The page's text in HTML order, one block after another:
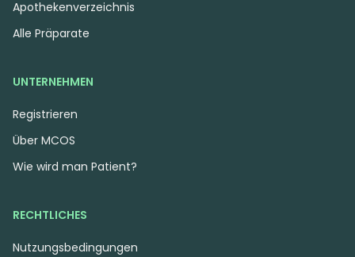
Apothekenverzeichnis
Alle Präparate
UNTERNEHMEN
Registrieren
Über MCOS
Wie wird man Patient?
RECHTLICHES
Nutzungsbedingungen